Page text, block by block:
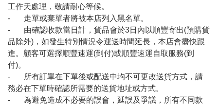
工作天處理，敬請耐心等候。
- 走單或棄單者將被本店列入黑名單。
- 由確認收款當日計，貨品會於3日內以順豐寄出(預購貨
品除外)，如發生特別情況令運送時間延長，本店會盡快跟
進。顧客可選擇順豐速運(到付)或順豐速運自取服務(到
付)。
- 所有訂單在下單後或配送中均不可更改送貨方式，請
務必在下單時確認所需要的送貨地址或方式。
- 為避免造成不必要的誤會，延誤及爭議，所有不同款